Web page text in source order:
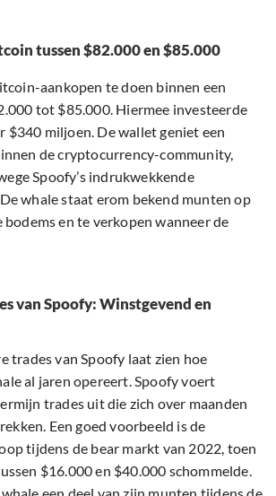
tussen $82.000 en $85.000
aankopen te doen binnen een
tot $85.000. Hiermee investeerde
$340 miljoen. De wallet geniet een
de cryptocurrency-community,
Spoofy’s indrukwekkende
whale staat erom bekend munten op
en te verkopen wanneer de
van Spoofy: Winstgevend en
trades van Spoofy laat zien hoe
al jaren opereert. Spoofy voert
trades uit die zich over maanden
Een goed voorbeeld is de
tijdens de bear markt van 2022, toen
$16.000 en $40.000 schommelde.